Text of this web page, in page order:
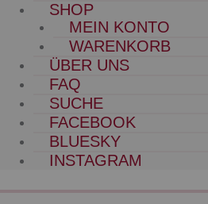
SHOP
MEIN KONTO
WARENKORB
ÜBER UNS
FAQ
SUCHE
FACEBOOK
BLUESKY
INSTAGRAM